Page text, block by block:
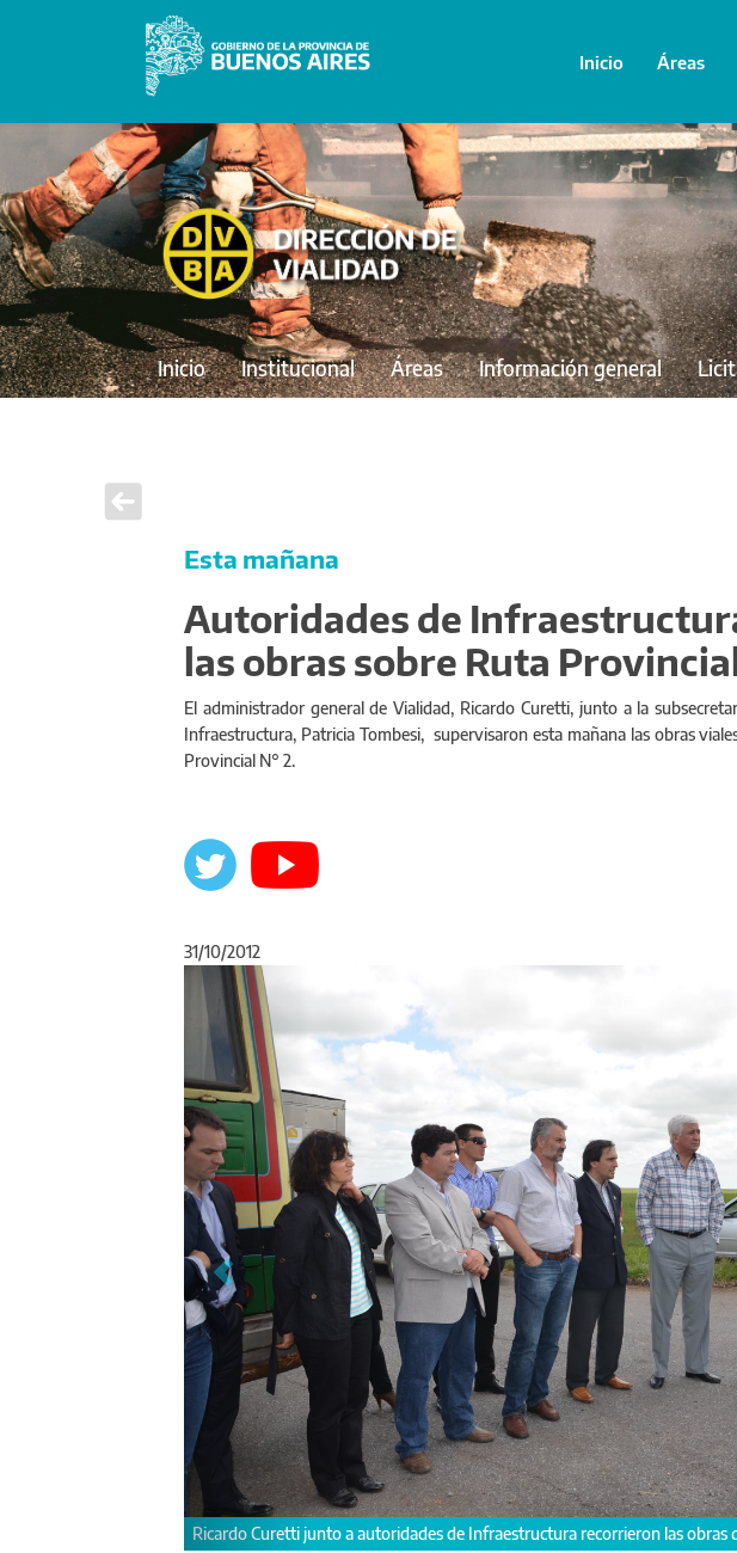
Inicio Áreas
Inicio Institucional Áreas Información general
Esta mañana
Autoridades de
las obras sobre Ruta
El administrador general de Vialidad, Ricardo Curetti, junto a la
Infraestructura, Patricia Tombesi, supervisaron esta mañana las obras
Provincial N° 2.
31/10/2012
de la Ruta Provincial N° 2 Trabajos sobre Ruta Provincial N° 2
Anterior